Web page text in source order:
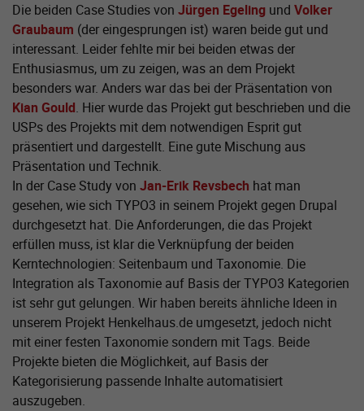
Die beiden Case Studies von Jürgen Egeling und Volker
Graubaum (der eingesprungen ist) waren beide gut und
interessant. Leider fehlte mir bei beiden etwas der
Enthusiasmus, um zu zeigen, was an dem Projekt
besonders war. Anders war das bei der Präsentation von
Kian Gould. Hier wurde das Projekt gut beschrieben und die
USPs des Projekts mit dem notwendigen Esprit gut
präsentiert und dargestellt. Eine gute Mischung aus
Präsentation und Technik.
In der Case Study von Jan-Erik Revsbech hat man
gesehen, wie sich TYPO3 in seinem Projekt gegen Drupal
durchgesetzt hat. Die Anforderungen, die das Projekt
erfüllen muss, ist klar die Verknüpfung der beiden
Kerntechnologien: Seitenbaum und Taxonomie. Die
Integration als Taxonomie auf Basis der TYPO3 Kategorien
ist sehr gut gelungen. Wir haben bereits ähnliche Ideen in
unserem Projekt Henkelhaus.de umgesetzt, jedoch nicht
mit einer festen Taxonomie sondern mit Tags. Beide
Projekte bieten die Möglichkeit, auf Basis der
Kategorisierung passende Inhalte automatisiert
auszugeben.